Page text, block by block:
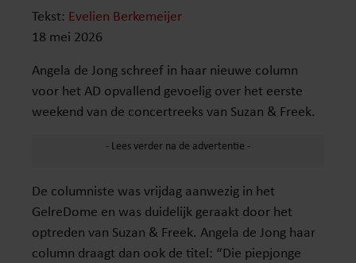
Tekst: Evelien Berkemeijer
18 mei 2026
Angela de Jong schreef in haar nieuwe column
voor het AD opvallend gevoelig over het eerste
weekend van de concertreeks van Suzan & Freek.
De columniste was vrijdag aanwezig in het
GelreDome en was duidelijk geraakt door het
optreden van Suzan & Freek. Angela de Jong haar
column draagt dan ook de titel: “Die piepjonge